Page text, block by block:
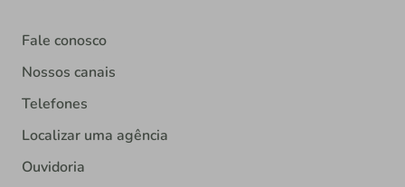
Fale conosco
Nossos canais
Telefones
Localizar uma agência
Ouvidoria